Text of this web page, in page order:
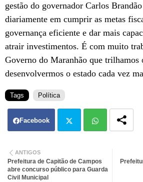
gestão do governador Carlos
diariamente em cumprir as metas
governança eficiente e dar mais
atrair investimentos. É com muito
Governo do Maranhão que trilhamos
desenvolvermos o estado cada vez
Tags Política
Facebook
ter atsa
ANTIGOS
Prefeitura de Capitão de Campos
abre concurso público para Guarda
Civil Municipal